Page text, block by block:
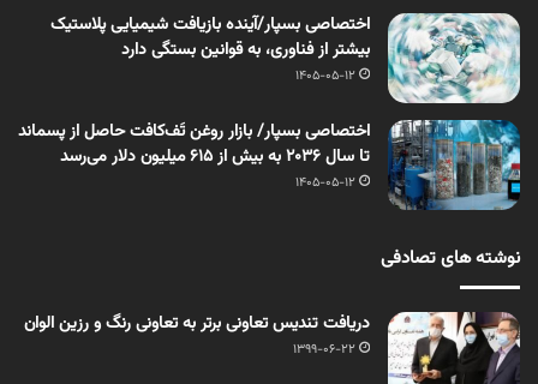
اختصاصی بسپار/آینده بازیافت شیمیایی پلاستیک
بیشتر از فناوری، به قوانین بستگی دارد
1405-05-12
اختصاصی بسپار/ بازار روغن تَف‌کافت حاصل از پسماند
تا سال ۲۰۳۶ به بیش از ۶۱۵ میلیون دلار می‌رسد
1405-05-12
نوشته های تصادفی
دریافت تندیس تعاونی برتر به تعاونی رنگ و رزین الوان
1399-06-22